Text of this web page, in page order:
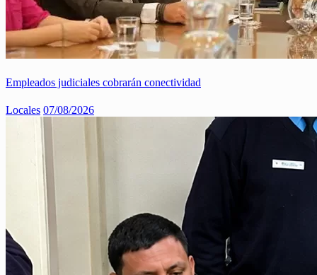
Empleados judiciales cobrarán conectividad
Locales 07/08/2026